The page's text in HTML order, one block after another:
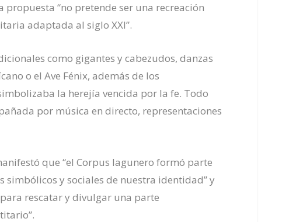
“no pretende ser una recreación
adaptada al siglo XXI”.
como gigantes y cabezudos, danzas
o el Ave Fénix, además de los
la herejía vencida por la fe. Todo
por música en directo, representaciones
que “el Corpus lagunero formó parte
y sociales de nuestra identidad” y
rescatar y divulgar una parte